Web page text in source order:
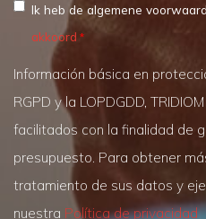
Ik heb de algemene
akkoord
Información básica en
RGPD y la LOPDGDD,
facilitados con la finalidad de
presupuesto. Para obtener
tratamiento de sus datos y
nuestra Política de privacidad